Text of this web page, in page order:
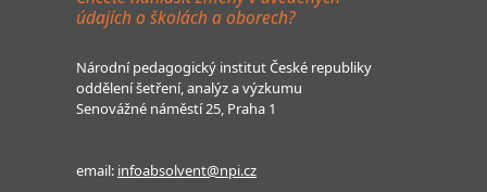
údajích o školách a oborech?
Národní pedagogický institut České republiky
oddělení šetření, analýz a výzkumu
Senovážné náměstí 25, Praha 1
email: infoabsolvent@npi.cz